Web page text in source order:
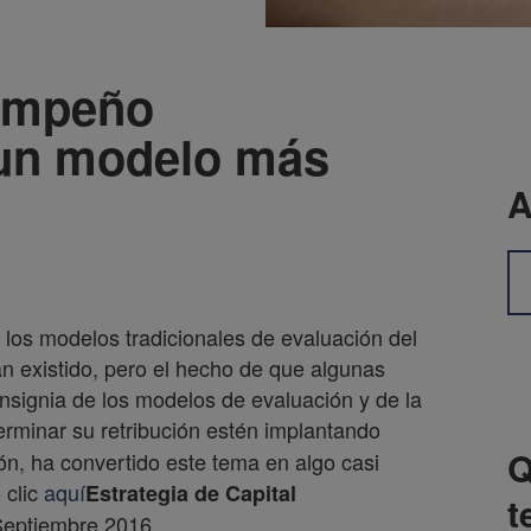
modelo más
modelos tradicionales de evaluación del
existido, pero el hecho de que algunas
de los modelos de evaluación y de la
su retribución estén implantando
ha convertido este tema en algo casi
clic aquíEstrategia de Capital
2016